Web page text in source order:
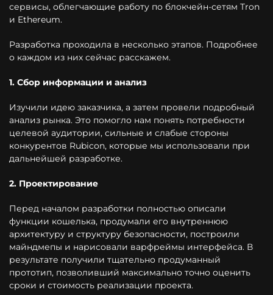
сервисы, облегчающие работу по блокчейн-сетям Tron
и Ethereum.
Разработка проходила в несколько этапов. Подробнее
о каждом из них сейчас расскажем.
1. Сбор информации и анализ
Изучили идею заказчика, а затем провели подробный
анализ рынка. Это помогло нам понять потребности
целевой аудитории, сильные и слабые стороны
конкурентов Rubicon, которые мы использовали при
дальнейшей разработке.
2. Проектирование
Перед началом разработки полностью описали
функции кошелька, продумали его внутреннюю
архитектуру и структуру безопасности, построили
майндмепы и нарисовали варфреймы интерфейса. В
результате получили тщательно продуманный
прототип, позволивший максимально точно оценить
сроки и стоимость реализации проекта.